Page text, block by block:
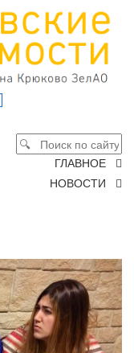
ГЛАВНОЕ
НОВОСТИ